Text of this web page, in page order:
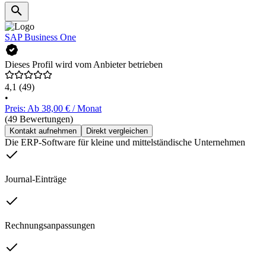
SAP Business One
Dieses Profil wird vom Anbieter betrieben
4,1 (49)
•
Preis: Ab 38,00 € / Monat
(49 Bewertungen)
Kontakt aufnehmen Direkt vergleichen
Die ERP-Software für kleine und mittelständische Unternehmen
Journal-Einträge
Rechnungsanpassungen